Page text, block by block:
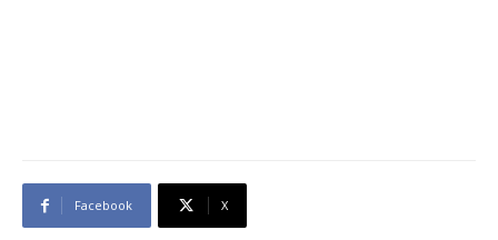
Facebook X